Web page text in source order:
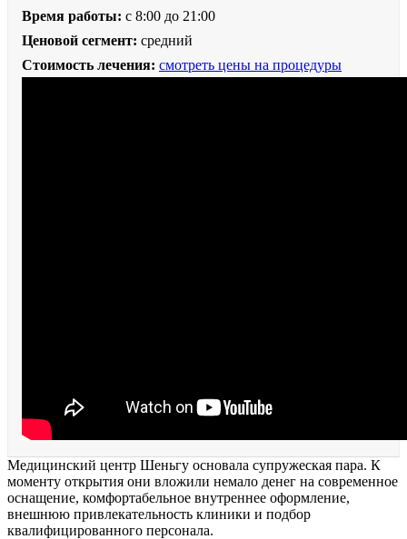
Время работы: с 8:00 до 21:00
Ценовой сегмент: средний
Стоимость лечения: смотреть цены на процедуры
Медицинский центр Шеньгу основала супружеская пара. К
моменту открытия они вложили немало денег на современное
оснащение, комфортабельное внутреннее оформление,
внешнюю привлекательность клиники и подбор
квалифицированного персонала.